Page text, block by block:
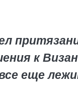
к
все еще